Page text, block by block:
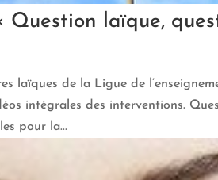
Question laïque,
laïques de la Ligue de
intégrales des interventions.
pour la...